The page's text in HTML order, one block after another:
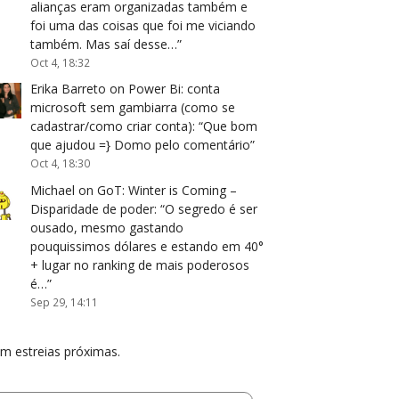
alianças eram organizadas também e
foi uma das coisas que foi me viciando
também. Mas saí desse…”
Oct 4, 18:32
Erika Barreto on Power Bi: conta
microsoft sem gambiarra (como se
cadastrar/como criar conta): “Que bom
que ajudou =} Domo pelo comentário”
Oct 4, 18:30
Michael on GoT: Winter is Coming –
Disparidade de poder: “O segredo é ser
ousado, mesmo gastando
pouquissimos dólares e estando em 40°
+ lugar no ranking de mais poderosos
é…”
Sep 29, 14:11
estreias próximas.